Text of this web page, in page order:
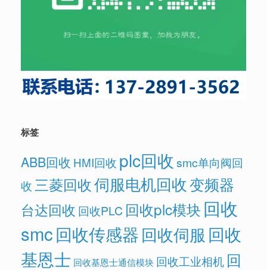
标签
ABB回收 HMI回收 plc回收 smc单向阀回
收三菱回收伺服电机回收变频器
台达回收 回收PLC 回收plc模块 回收
smc回收传感器回收伺服 回收
基恩士 回收基恩士通信模块 回收工业相机 回